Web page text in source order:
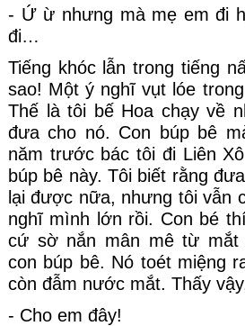
- Ứ ừ nhưng mà mẹ em đi
đi…
Tiếng khóc lẫn trong tiếng
sao! Một ý nghĩ vụt lóe
Thế là tôi bế Hoa chạy về
đưa cho nó. Con búp bê
năm trước bác tôi đi Liên
búp bê này. Tôi biết rằng
lại được nữa, nhưng tôi vẫn
nghĩ mình lớn rồi. Con bé
cứ sờ nắn mân mê từ mắt
con búp bê. Nó toét miệng
còn đẫm nước mắt. Thấy
- Cho em đây!